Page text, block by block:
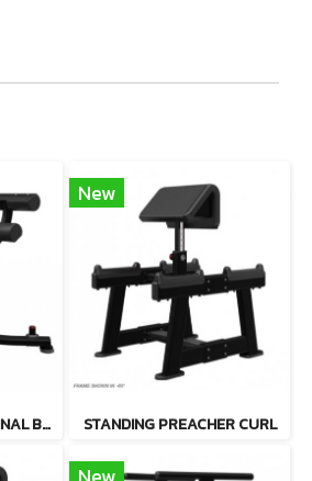
ADJUSTABLE ABDOMINAL BENCH
New
STANDING PREACHER CURL